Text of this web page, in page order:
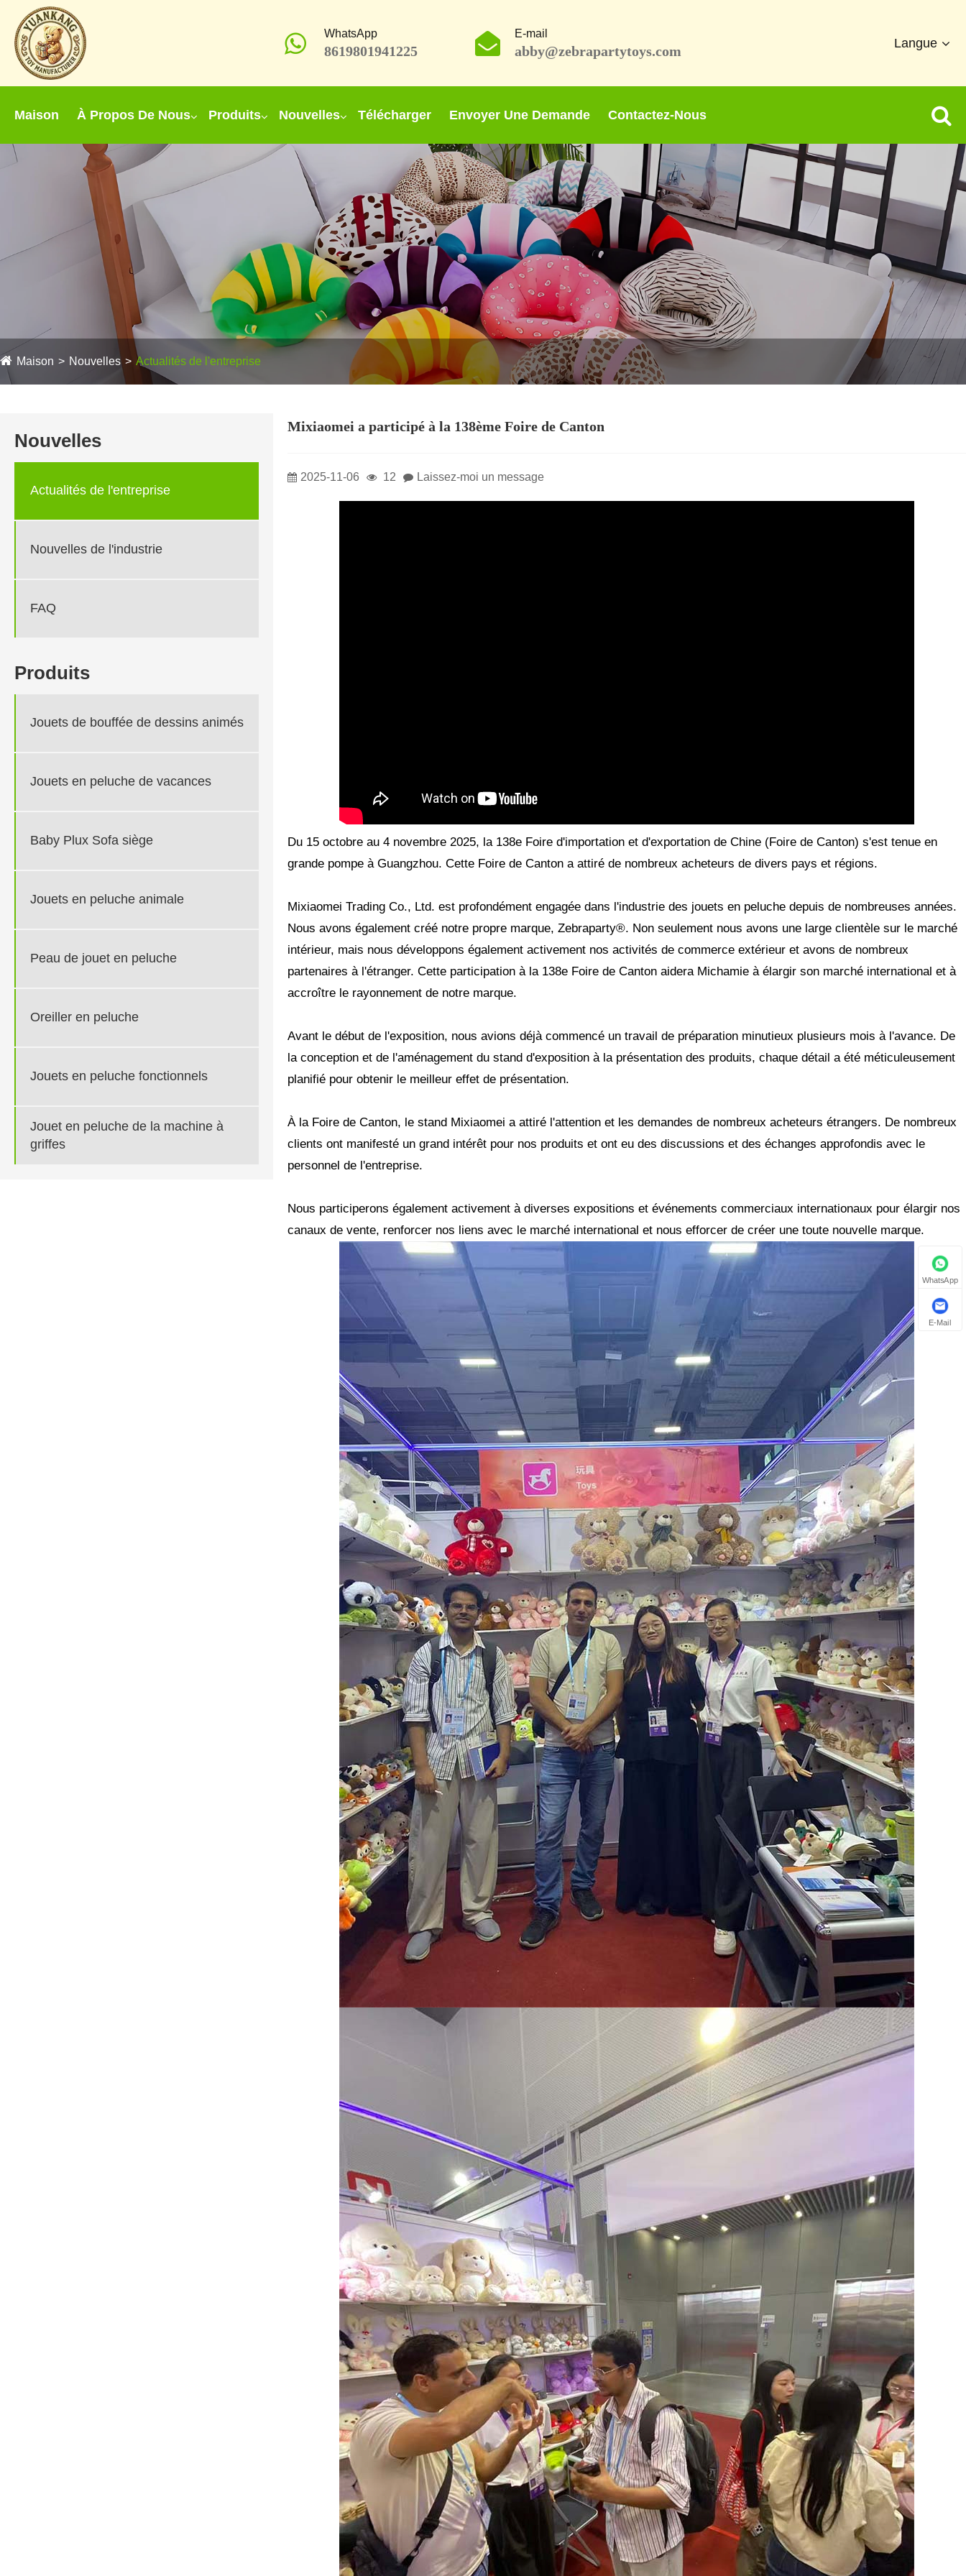
WhatsApp
8619801941225
E-mail
abby@zebrapartytoys.com
Langue
Maison À Propos De Nous Produits Nouvelles Télécharger Envoyer Une Demande Contactez-Nous
Maison Nouvelles Actualités de l'entreprise
Nouvelles
Actualités de l'entreprise
Nouvelles de l'industrie
FAQ
Produits
Jouets de bouffée de dessins animés
Jouets en peluche de vacances
Baby Plux Sofa siège
Jouets en peluche animale
Peau de jouet en peluche
Oreiller en peluche
Jouets en peluche fonctionnels
Jouet en peluche de la machine à
griffes
Mixiaomei a participé à la 138ème Foire de Canton
2025-11-06 12 Laissez-moi un message
Du 15 octobre au 4 novembre 2025, la 138e Foire d'importation et d'exportation de Chine (Foire de Canton) s'est tenue en
grande pompe à Guangzhou. Cette Foire de Canton a attiré de nombreux acheteurs de divers pays et régions.
Mixiaomei Trading Co., Ltd. est profondément engagée dans l'industrie des jouets en peluche depuis de nombreuses années.
Nous avons également créé notre propre marque, Zebraparty®. Non seulement nous avons une large clientèle sur le marché
intérieur, mais nous développons également activement nos activités de commerce extérieur et avons de nombreux
partenaires à l'étranger. Cette participation à la 138e Foire de Canton aidera Michamie à élargir son marché international et à
accroître le rayonnement de notre marque.
Avant le début de l'exposition, nous avions déjà commencé un travail de préparation minutieux plusieurs mois à l'avance. De
la conception et de l'aménagement du stand d'exposition à la présentation des produits, chaque détail a été méticuleusement
planifié pour obtenir le meilleur effet de présentation.
À la Foire de Canton, le stand Mixiaomei a attiré l'attention et les demandes de nombreux acheteurs étrangers. De nombreux
clients ont manifesté un grand intérêt pour nos produits et ont eu des discussions et des échanges approfondis avec le
personnel de l'entreprise.
Nous participerons également activement à diverses expositions et événements commerciaux internationaux pour élargir nos
canaux de vente, renforcer nos liens avec le marché international et nous efforcer de créer une toute nouvelle marque.
WhatsApp
E-Mail